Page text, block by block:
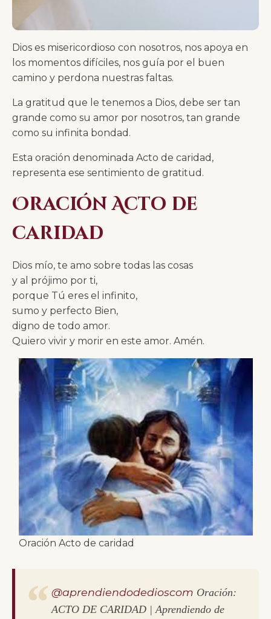
Dios es misericordioso con nosotros, nos apoya en
los momentos difíciles, nos guía por el buen
camino y perdona nuestras faltas.
La gratitud que le tenemos a Dios, debe ser tan
grande como su amor por nosotros, tan grande
como su infinita bondad.
Esta oración denominada Acto de caridad,
representa ese sentimiento de gratitud.
Oración Acto de
caridad
Dios mío, te amo sobre todas las cosas
y al prójimo por ti,
porque Tú eres el infinito,
sumo y perfecto Bien,
digno de todo amor.
Quiero vivir y morir en este amor. Amén.
Oración Acto de caridad
@aprendiendodedioscom Oración:
ACTO DE CARIDAD | Aprendiendo de